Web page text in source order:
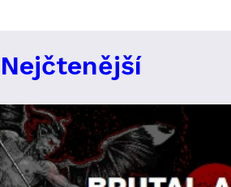
Nejčtenější